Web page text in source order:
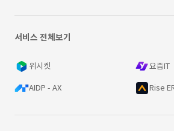
서비스 전체보기
위시켓 요즘IT
AIDP - AX Rise